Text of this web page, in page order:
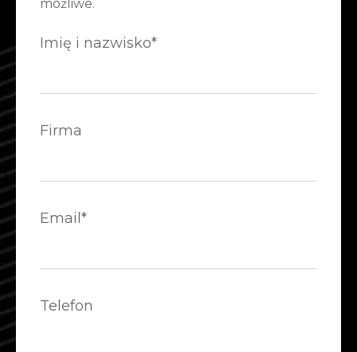
możliwe.
Imię i nazwisko*
Firma
Email*
Telefon